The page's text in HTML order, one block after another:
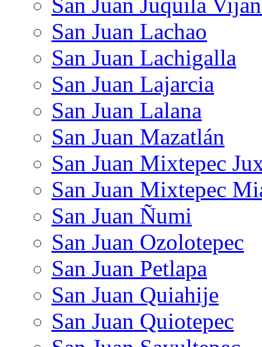
San Juan Lachao
San Juan Lachigalla
San Juan Lajarcia
San Juan Lalana
San Juan Mazatlán
San Juan Mixtepec
San Juan Mixtepec
San Juan Ñumi
San Juan Ozolotepec
San Juan Petlapa
San Juan Quiahije
San Juan Quiotepec